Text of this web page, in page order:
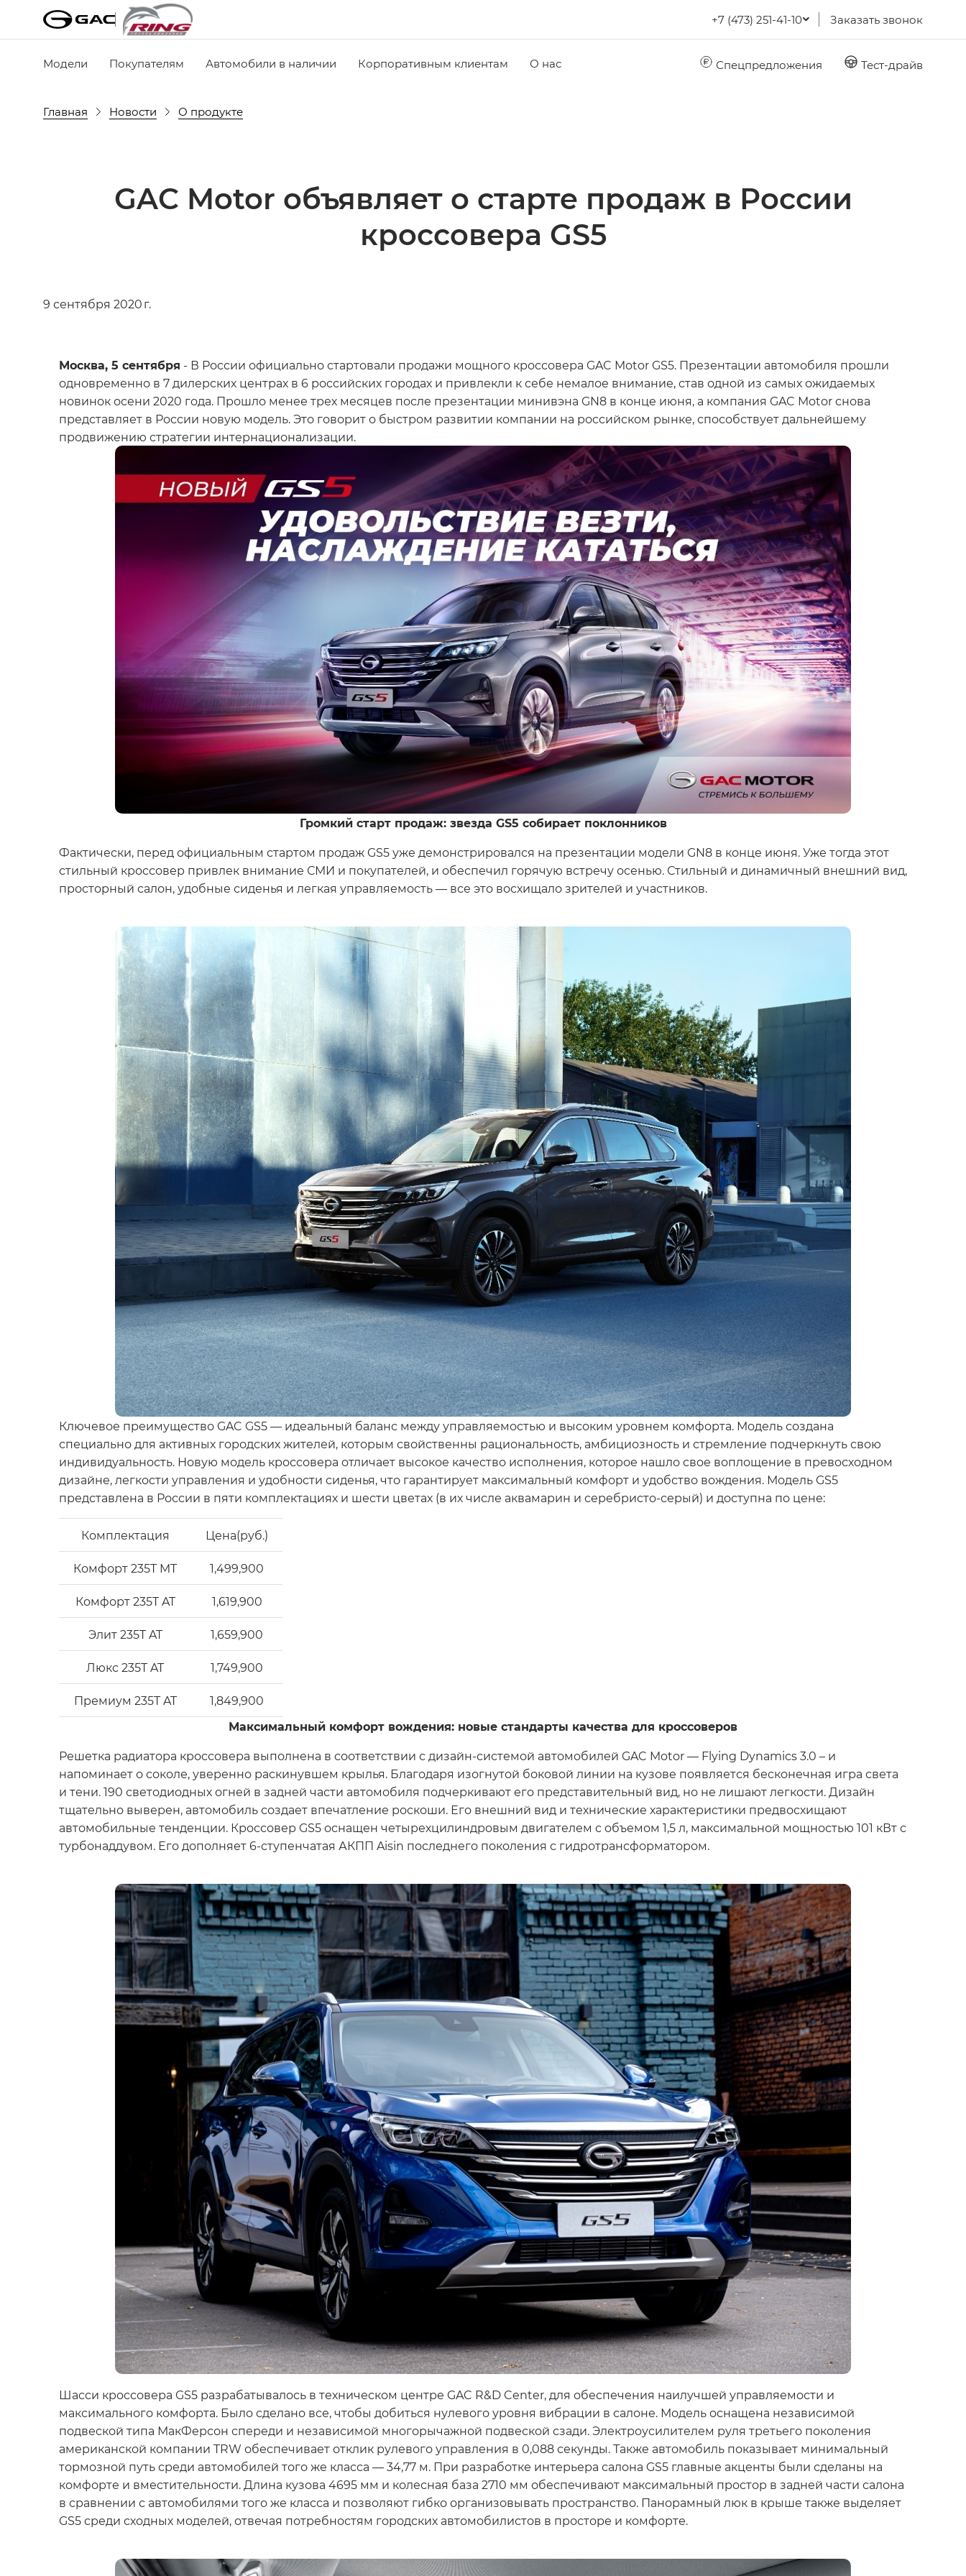
+7 (473) 251-41-10 Заказать звонок
Модели Покупателям Автомобили в наличии Корпоративным клиентам О нас Спецпредложения Тест-драйв
Главная Новости О продукте
GAC Motor объявляет о старте продаж в России
кроссовера GS5
9 сентября 2020 г.
Москва, 5 сентября - В России официально стартовали продажи мощного кроссовера GAC Motor GS5. Презентации автомобиля прошли
одновременно в 7 дилерских центрах в 6 российских городах и привлекли к себе немалое внимание, став одной из самых ожидаемых
новинок осени 2020 года. Прошло менее трех месяцев после презентации минивэна GN8 в конце июня, а компания GAC Motor снова
представляет в России новую модель. Это говорит о быстром развитии компании на российском рынке, способствует дальнейшему
продвижению стратегии интернационализации.
Громкий старт продаж: звезда GS5 собирает поклонников
Фактически, перед официальным стартом продаж GS5 уже демонстрировался на презентации модели GN8 в конце июня. Уже тогда этот
стильный кроссовер привлек внимание СМИ и покупателей, и обеспечил горячую встречу осенью. Стильный и динамичный внешний вид,
просторный салон, удобные сиденья и легкая управляемость — все это восхищало зрителей и участников.
Ключевое преимущество GAC GS5 — идеальный баланс между управляемостью и высоким уровнем комфорта. Модель создана
специально для активных городских жителей, которым свойственны рациональность, амбициозность и стремление подчеркнуть свою
индивидуальность. Новую модель кроссовера отличает высокое качество исполнения, которое нашло свое воплощение в превосходном
дизайне, легкости управления и удобности сиденья, что гарантирует максимальный комфорт и удобство вождения. Модель GS5
представлена в России в пяти комплектациях и шести цветах (в их числе аквамарин и серебристо-серый) и доступна по цене:
Комплектация Цена(руб.)
Комфорт 235T MT 1,499,900
Комфорт 235T AT 1,619,900
Элит 235T AT 1,659,900
Люкс 235T AT 1,749,900
Премиум 235T AT
1,849,900
Максимальный комфорт вождения: новые стандарты качества для кроссоверов
Решетка радиатора кроссовера выполнена в соответствии с дизайн-системой автомобилей GAC Motor — Flying Dynamics 3.0 – и
напоминает о соколе, уверенно раскинувшем крылья. Благодаря изогнутой боковой линии на кузове появляется бесконечная игра света
и тени. 190 светодиодных огней в задней части автомобиля подчеркивают его представительный вид, но не лишают легкости. Дизайн
тщательно выверен, автомобиль создает впечатление роскоши. Его внешний вид и технические характеристики предвосхищают
автомобильные тенденции. Кроссовер GS5 оснащен четырехцилиндровым двигателем с объемом 1,5 л, максимальной мощностью 101 кВт с
турбонаддувом. Его дополняет 6-ступенчатая АКПП Aisin последнего поколения с гидротрансформатором.
Шасси кроссовера GS5 разрабатывалось в техническом центре GAC R&D Center, для обеспечения наилучшей управляемости и
максимального комфорта. Было сделано все, чтобы добиться нулевого уровня вибрации в салоне. Модель оснащена независимой
подвеской типа МакФерсон спереди и независимой многорычажной подвеской сзади. Электроусилителем руля третьего поколения
американской компании TRW обеспечивает отклик рулевого управления в 0,088 секунды. Также автомобиль показывает минимальный
тормозной путь среди автомобилей того же класса — 34,77 м. При разработке интерьера салона GS5 главные акценты были сделаны на
комфорте и вместительности. Длина кузова 4695 мм и колесная база 2710 мм обеспечивают максимальный простор в задней части салона
в сравнении с автомобилями того же класса и позволяют гибко организовывать пространство. Панорамный люк в крыше также выделяет
GS5 среди сходных моделей, отвечая потребностям городских автомобилистов в просторе и комфорте.